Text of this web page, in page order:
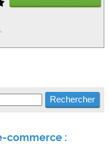
commerce :